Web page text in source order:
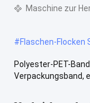
Maschine zur
#Flaschen-Flocken
Polyester-PET-
Verpackungsband,